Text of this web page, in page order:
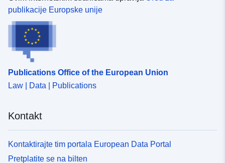
Identifikatori:
74f8-4401-b7f6-
4689-85b5-0c5746da0412
Tip:
publikacije Europske unije
Publications Office of the European Union
Law | Data | Publications
Kontakt
Kontaktirajte tim portala European Data Portal
Pretplatite se na bilten